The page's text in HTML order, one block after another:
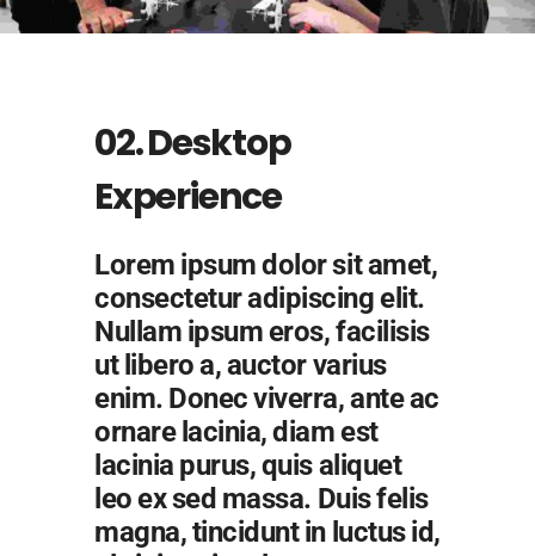
02. Desktop
Experience
Lorem ipsum dolor sit amet,
consectetur adipiscing elit.
Nullam ipsum eros, facilisis
ut libero a, auctor varius
enim. Donec viverra, ante ac
ornare lacinia, diam est
lacinia purus, quis aliquet
leo ex sed massa. Duis felis
magna, tincidunt in luctus id,